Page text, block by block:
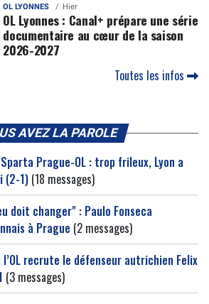
OL LYONNES Hier
OL Lyonnes : Canal+ prépare une série
documentaire au cœur de la saison
2026-2027
Toutes les infos
AVEZ LA PAROLE
Sparta Prague-OL : trop frileux, Lyon a
(2-1) (18 messages)
doit changer" : Paulo Fonseca
à Prague (2 messages)
recrute le défenseur autrichien Felix
(3 messages)